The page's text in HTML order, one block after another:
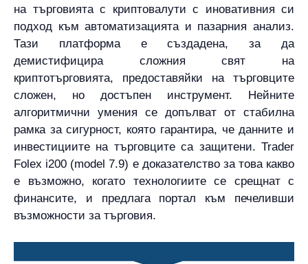
на търговията с криптовалути с иновативния си
подход към автоматизацията и пазарния анализ.
Тази платформа е създадена, за да
демистифицира сложния свят на
криптотърговията, предоставяйки на търговците
сложен, но достъпен инструмент. Нейните
алгоритмични умения се допълват от стабилна
рамка за сигурност, която гарантира, че данните и
инвестициите на търговците са защитени. Trader
Folex i200 (model 7.9) е доказателство за това какво
е възможно, когато технологиите се срещнат с
финансите, и предлага портал към печеливши
възможности за търговия.